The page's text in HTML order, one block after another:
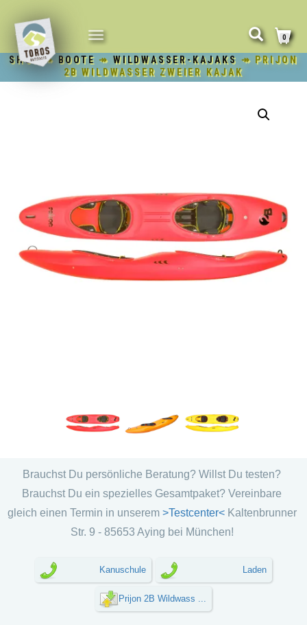
NAVIGATION
UMSCHALTEN
0
SHOP↠ BOOTE ↠WILDWASSER-KAJAKS ↠ PRIJON
2B WILDWASSER ZWEIER KAJAK
Brauchst Du persönliche Beratung? Willst Du testen?
Brauchst Du ein spezielles Gesamtpaket? Vereinbare
gleich einen Termin in unserem>Testcenter< Kaltenbrunner
Str. 9 - 85653 Aying bei München!
Kanuschule Laden
Prijon 2B Wildwass ...